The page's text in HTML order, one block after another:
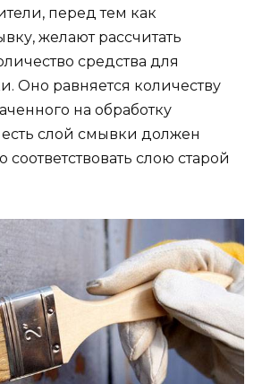
перед тем как
желают рассчитать
средства для
Оно равняется количеству
на обработку
есть слой смывки должен
слою старой